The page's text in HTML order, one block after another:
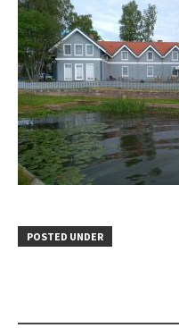
POSTED UNDER